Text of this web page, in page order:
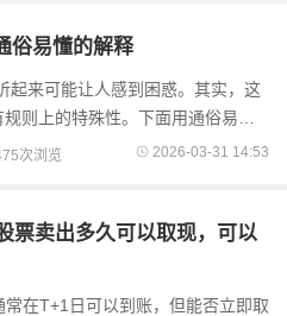
俗易懂的解释
起来可能让人感到困惑。其实，这
则上的特殊性。下面用通俗易懂
当一家上市公司出现财务问题、
次浏览 2026-03-31 14:53
票卖出多久可以取现，可以
在T+1日可以到账，但能否立即取